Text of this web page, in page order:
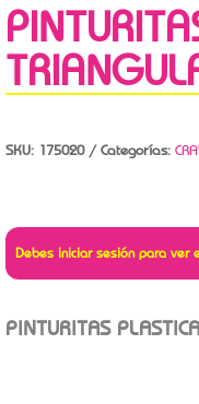
SKU: 175020 Categorías:
Debes iniciar sesión para ver
PINTURITAS